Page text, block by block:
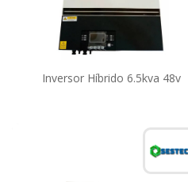
Inversor Híbrido 6.5kva 48v